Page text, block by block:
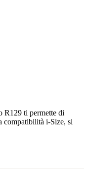
R129 ti permette di
compatibilità i-Size, si